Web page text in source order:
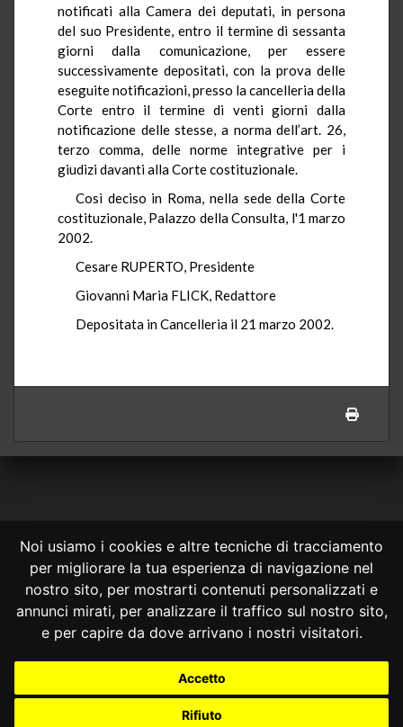
Noi usiamo i cookies e altre tecniche di tracciamento
per migliorare la tua esperienza di navigazione nel
nostro sito, per mostrarti contenuti personalizzati e
annunci mirati, per analizzare il traffico sul nostro sito,
e per capire da dove arrivano i nostri visitatori.
Accetto
Rifiuto
notificati alla Camera dei deputati, in persona
del suo Presidente, entro il termine di sessanta
giorni dalla comunicazione, per essere
successivamente depositati, con la prova delle
eseguite notificazioni, presso la cancelleria della
Corte entro il termine di venti giorni dalla
notificazione delle stesse, a norma dell’art. 26,
terzo comma, delle norme integrative per i
giudizi davanti alla Corte costituzionale.
Così deciso in Roma, nella sede della Corte
costituzionale, Palazzo della Consulta, l'1 marzo
2002.
Cesare RUPERTO, Presidente
Giovanni Maria FLICK, Redattore
Depositata in Cancelleria il 21 marzo 2002.
CONSULTA ONLINE DAL 1995 -NOTE LEGALI
Consulta OnLine non ha prodotto e non è responsabile per i contenuti e
le informazioni legali di siti collegati.
costituisce una relazione di consulenza legale.
Nessuno deve confidare o agire in base alle informazioni disponibili in